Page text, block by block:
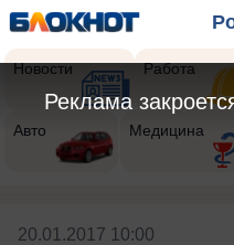
Новости Работа
Авто Медицина
20.01.2017 10:00
Реклама